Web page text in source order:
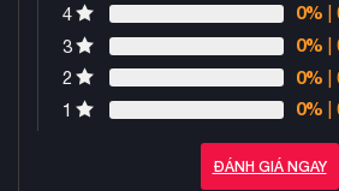
4
0%
3
0%
2
0%
1
0%
ĐÁNH GIÁ NGAY